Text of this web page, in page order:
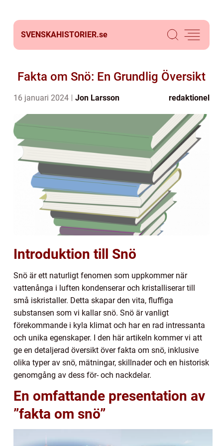
SVENSKAHISTORIER.se
Fakta om Snö: En Grundlig Översikt
16 januari 2024 Jon Larsson redaktionel
Introduktion till Snö
Snö är ett naturligt fenomen som uppkommer när
vattenånga i luften kondenserar och kristalliserar till
små iskristaller. Detta skapar den vita, fluffiga
substansen som vi kallar snö. Snö är vanligt
förekommande i kyla klimat och har en rad intressanta
och unika egenskaper. I den här artikeln kommer vi att
ge en detaljerad översikt över fakta om snö, inklusive
olika typer av snö, mätningar, skillnader och en historisk
genomgång av dess för- och nackdelar.
En omfattande presentation av
”fakta om snö”